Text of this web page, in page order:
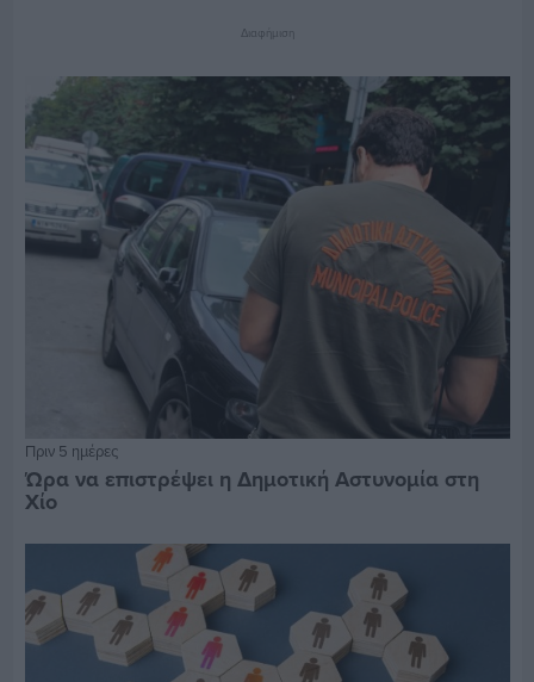
Διαφήμιση
Πριν 5 ημέρες
Ώρα να επιστρέψει η Δημοτική Αστυνομία στη
Χίο